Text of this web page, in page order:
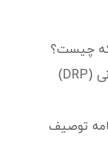
چیست؟
منظور از برنامه بازیابی در شرایط بحرانی (DRP)
توصیف